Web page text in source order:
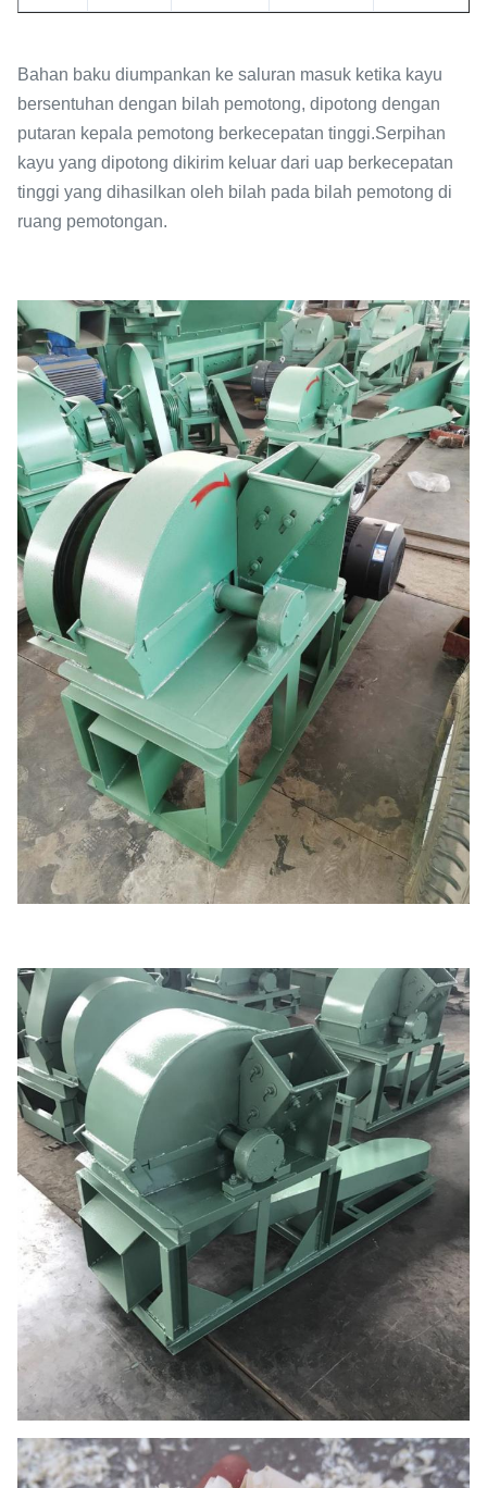
Bahan baku diumpankan ke saluran masuk ketika kayu
bersentuhan dengan bilah pemotong, dipotong dengan
putaran kepala pemotong berkecepatan tinggi.Serpihan
kayu yang dipotong dikirim keluar dari uap berkecepatan
tinggi yang dihasilkan oleh bilah pada bilah pemotong di
ruang pemotongan.